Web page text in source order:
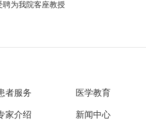
为我院客座教授
者服务 医学教育
家介绍 新闻中心